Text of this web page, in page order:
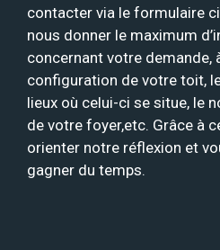
contacter via le formulaire
nous donner le maximum
concernant votre demande,
configuration de votre toit,
lieux où celui-ci se situe, le
de votre foyer,etc. Grâce à
orienter notre réflexion et
gagner du temps.